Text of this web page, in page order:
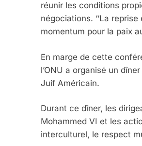
réunir les conditions
négociations. ‘‘La
momentum pour la paix
En marge de cette
l’ONU a organisé un
Juif Américain.
Durant ce dîner, les
Mohammed VI et les
interculturel, le respect
FRANCE